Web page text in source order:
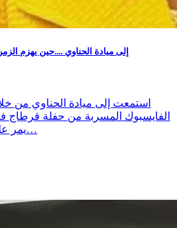
إلى ميادة الحناوي ....حين يهزم
استمعت إلى ميادة الحناوي من
الفايسبوك المسربة من حفلة قرطاج
يمر على البشر وحدهم بل يمر أيضا…